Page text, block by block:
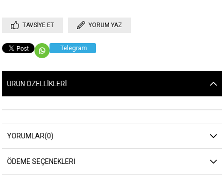
TAVSIYE ET YORUM YAZ
Telegram
ÜRÜN ÖZELLIKLERI
YORUMLAR(0)
ÖDEME SEÇENEKLERI